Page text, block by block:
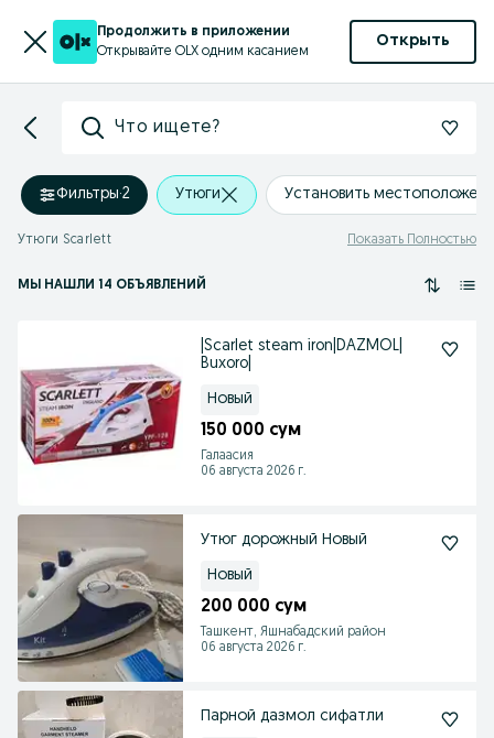
Продолжить в приложении
Открывайте OLX одним касанием
Открыть
Что ищете?
Фильтры·2 Утюги Установить
Утюги Scarlett Показать Полностью
МЫ НАШЛИ 14 ОБЪЯВЛЕНИЙ
|Scarlet steam iron|DAZMOL|
Buxoro|
Новый
150 000 сум
Галаасия
06 августа 2026 г.
Утюг дорожный Новый
Новый
200 000 сум
Ташкент, Яшнабадский район
06 августа 2026 г.
Парной дазмол сифатли